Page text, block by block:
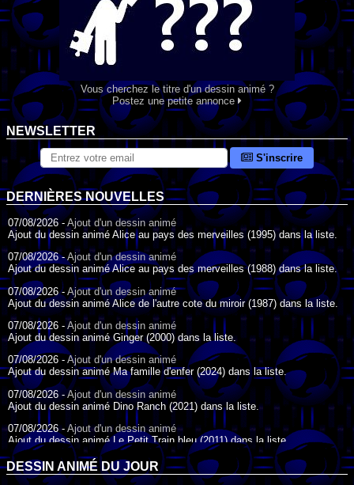
Vous cherchez le titre d'un dessin animé ?
Postez une petite annonce
NEWSLETTER
S'inscrire
DERNIÈRES NOUVELLES
07/08/2026 - Ajout d'un dessin animé
Ajout du dessin animé Alice au pays des merveilles (1995) dans la liste.
07/08/2026 -Ajout d'un dessin animé
Ajout du dessin animé Alice au pays des merveilles (1988) dans la liste.
07/08/2026 - Ajout d'un dessin animé
Ajout du dessin animé Alice de l'autre cote du miroir (1987) dans la liste.
07/08/2026 - Ajout d'un dessin animé
Ajout du dessin animé Ginger (2000) dans la liste.
07/08/2026 - Ajout d'un dessin animé
Ajout du dessin animé Ma famille d'enfer (2024) dans la liste.
07/08/2026 -Ajout d'un dessin animé
Ajout du dessin animé Dino Ranch (2021) dans la liste.
07/08/2026 -Ajout d'un dessin animé
Ajout du dessin animé Le Petit Train bleu (2011) dans la liste.
07/08/2026 - Ajout d'un dessin animé
Ajout du dessin animé Agent Spécial Oso (2009) dans la liste.
DESSIN ANIMÉ DU JOUR